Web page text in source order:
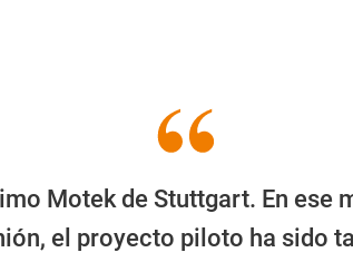
Motek de Stuttgart. En ese
el proyecto piloto ha sido